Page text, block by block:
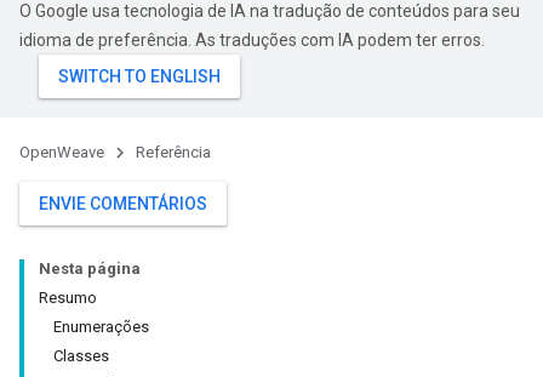
O Google usa tecnologia de IA na tradução de conteúdos para seu
idioma de preferência. As traduções com IA podem ter erros.
OpenWeave Referência
ENVIE COMENTÁRIOS
Nesta página
Resumo
Enumerações
Classes